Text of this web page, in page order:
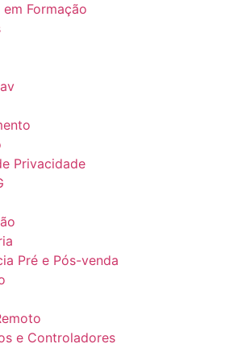
Formação
Privacidade
Pré e Pós-venda
e Controladores